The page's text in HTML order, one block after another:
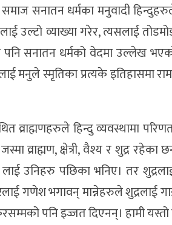
समाज सनातन धर्मका मनुवादी
उल्टो व्याख्या गरेर, त्यसलाई
सनातन धर्मको वेदमा उल्लेख
मनुले स्मृतिका प्रत्यके इतिहासमा
व्राह्मणहरुले हिन्दु व्यवस्थामा
व्राह्मण, क्षेत्री, वैश्य र शुद्र
लाई उनिहरु पछिका भनिए। तर
गणेश भगावन् मान्नेहरुले शुद्रलाई
पनि इज्जत दिएनन्। हामी